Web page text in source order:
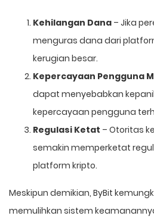
Kehilangan Dana – Jika
menguras dana dari
kerugian besar.
Kepercayaan Pengguna
dapat menyebabkan
kepercayaan pengguna
Regulasi Ketat – Otoritas
semakin memperketat
platform kripto.
Meskipun demikian, ByBit
memulihkan sistem